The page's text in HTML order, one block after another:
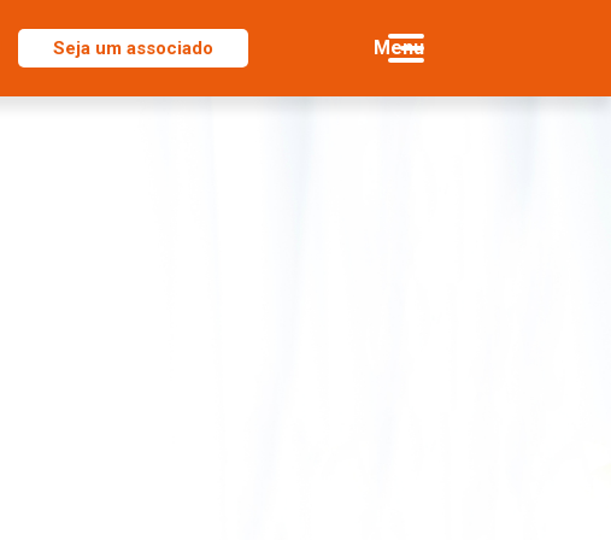
Seja um associado